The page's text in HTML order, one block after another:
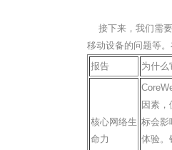
接下来，我们需要
移动设备的问题等
报告
为什么
核心网络生
命力
因素
标会影
体验。